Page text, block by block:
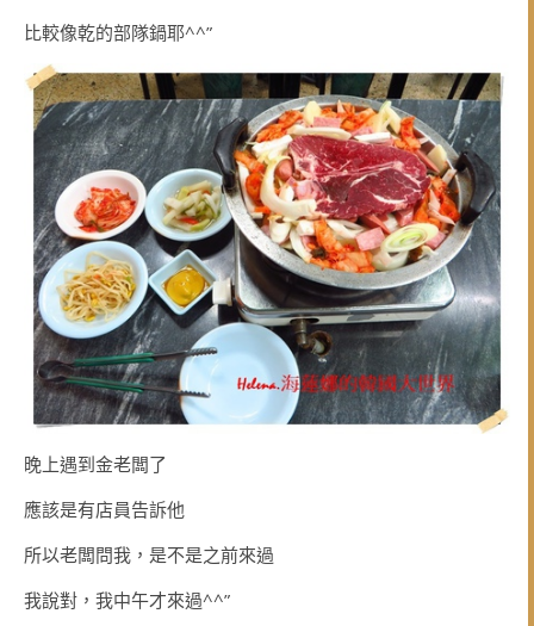
比較像乾的部隊鍋耶^^”
晚上遇到金老闆了
應該是有店員告訴他
所以老闆問我，是不是之前來過
我說對，我中午才來過^^”